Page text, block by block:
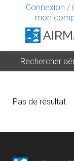
Connexion /
mon
Rechercher
Pas de résultat